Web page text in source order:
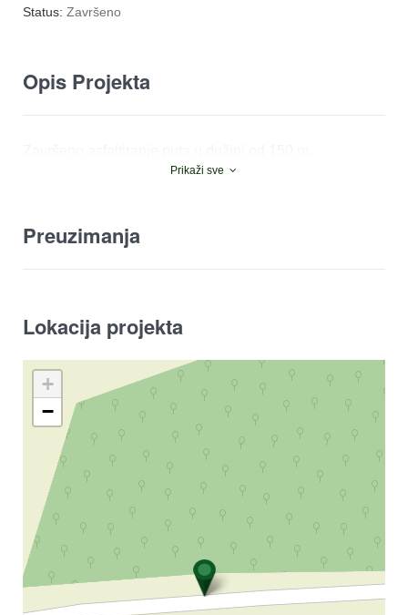
Status: Završeno
Opis Projekta
Prikaži sve
Preuzimanja
Lokacija projekta
+
−